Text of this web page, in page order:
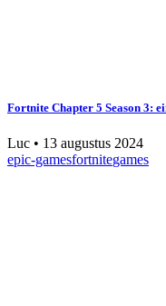
Fortnite Chapter 5 Season 3:
Luc • 13 augustus 2024
epic-gamesfortnitegames